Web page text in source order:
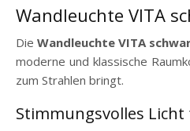
Wandleuchte VITA
DieWandleuchte VITA
moderne und klassische
zum Strahlen bringt.
Stimmungsvolles